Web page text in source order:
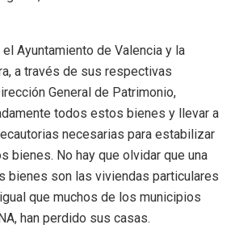
Ayuntamiento de Valencia y la
a través de sus respectivas
General de Patrimonio,
todos estos bienes y llevar a
necesarias para estabilizar
bienes. No hay que olvidar que una
bienes son las viviendas particulares
que muchos de los municipios
han perdido sus casas.